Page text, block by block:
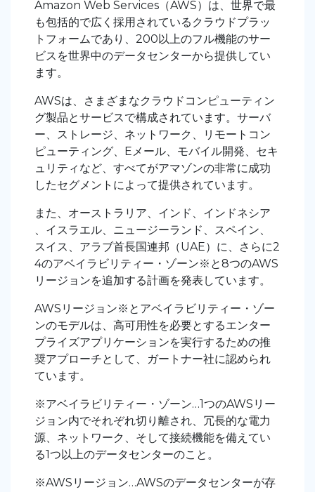
Amazon Web Services（AWS）は、世界で最
も包括的で広く採用されているクラウドプラッ
トフォームであり、200以上のフル機能のサー
ビスを世界中のデータセンターから提供してい
ます。
AWSは、さまざまなクラウドコンピューティン
グ製品とサービスで構成されています。サーバ
ー、ストレージ、ネットワーク、リモートコン
ピューティング、Eメール、モバイル開発、セキ
ュリティなど、すべてがアマゾンの非常に成功
したセグメントによって提供されています。
また、オーストラリア、インド、インドネシア
、イスラエル、ニュージーランド、スペイン、
スイス、アラブ首長国連邦（UAE）に、さらに2
4のアベイラビリティー・ゾーン※と8つのAWS
リージョンを追加する計画を発表しています。
AWSリージョン※とアベイラビリティー・ゾー
ンのモデルは、高可用性を必要とするエンター
プライズアプリケーションを実行するための推
奨アプローチとして、ガートナー社に認められ
ています。
※アベイラビリティー・ゾーン…1つのAWSリー
ジョン内でそれぞれ切り離され、冗長的な電力
源、ネットワーク、そして接続機能を備えてい
る1つ以上のデータセンターのこと。
※AWSリージョン…AWSのデータセンターが存